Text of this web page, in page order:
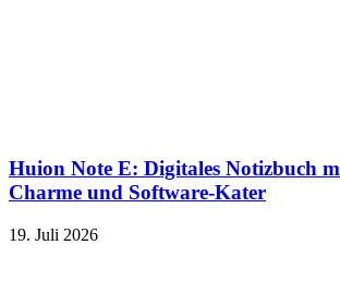
Huion Note E: Digitales Notizbuch
Charme und Software-Kater
19. Juli 2026